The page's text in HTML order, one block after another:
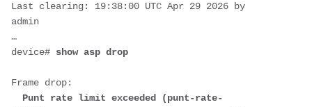
Last clearing: 19:38:00 UTC Apr 29 2026 by
admin
…
device# show asp drop
Frame drop:
Punt rate limit exceeded (punt-rate-